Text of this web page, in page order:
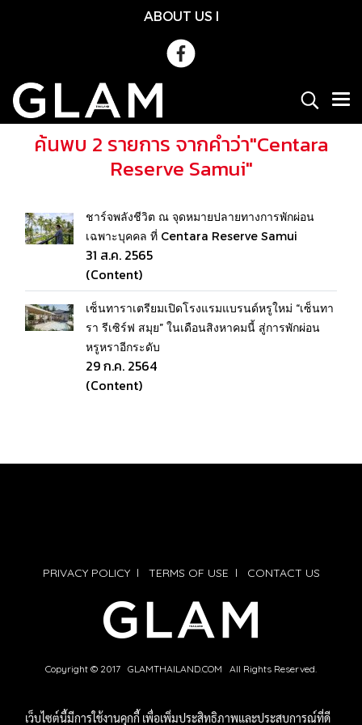
ABOUT US l
ค้นพบ 2 รายการ จากคำว่า"Centara
Reserve Samui"
ชาร์จพลังชีวิต ณ จุดหมายปลายทางการพักผ่อน
เฉพาะบุคคล ที่ Centara Reserve Samui
31 ส.ค. 2565
(Content)
เซ็นทาราเตรียมเปิดโรงแรมแบรนด์หรูใหม่ “เซ็นทา
รา รีเซิร์ฟ สมุย” ในเดือนสิงหาคมนี้ สู่การพักผ่อน
หรูหราอีกระดับ
29 ก.ค. 2564
(Content)
PRIVACY POLICYl TERMS OF USE l CONTACT US
Copyright © 2017 GLAMTHAILAND.COM All Rights Reserved.
เว็บไซต์นี้มีการใช้งานคุกกี้ เพื่อเพิ่มประสิทธิภาพและประสบการณ์ที่ดี